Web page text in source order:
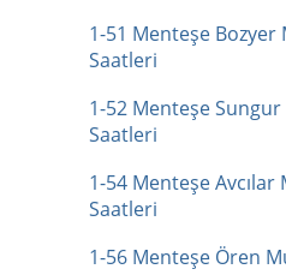
1-51 Menteşe Bozyer
Saatleri
1-52 Menteşe
Saatleri
1-54 Menteşe
Saatleri
1-56 Menteşe Ören